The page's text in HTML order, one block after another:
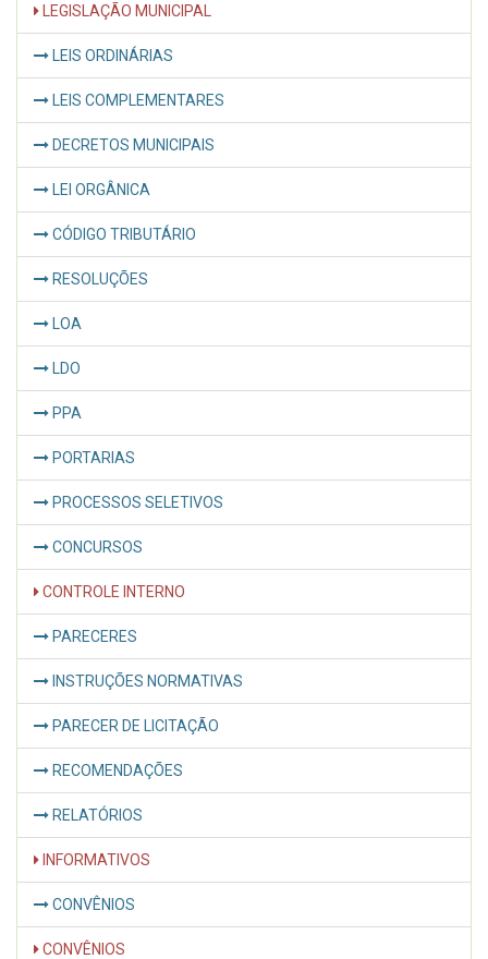
LEGISLAÇÃO MUNICIPAL
LEIS ORDINÁRIAS
LEIS COMPLEMENTARES
DECRETOS MUNICIPAIS
LEI ORGÂNICA
CÓDIGO TRIBUTÁRIO
RESOLUÇÕES
LOA
LDO
PPA
PORTARIAS
PROCESSOS SELETIVOS
CONCURSOS
CONTROLE INTERNO
PARECERES
INSTRUÇÕES NORMATIVAS
PARECER DE LICITAÇÃO
RECOMENDAÇÕES
RELATÓRIOS
INFORMATIVOS
CONVÊNIOS
CONVÊNIOS